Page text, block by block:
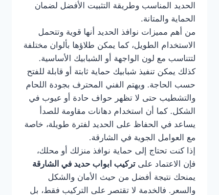
الحديد المناسب وطريقة التثبيت الأفضل لضمان
الحماية والمتانة.
من أهم مميزات نوافذ الحديد أنها قوية وتتحمل
الاستخدام الطويل، كما يمكن طلاؤها بألوان مختلفة
لتتناسب مع لون الواجهة أو الشبابيك الأساسية.
كذلك يمكن تنفيذ شبابيك حماية ثابتة أو قابلة للفتح
حسب الحاجة. ويهتم الفني المحترف بجودة اللحام
والتشطيب حتى لا تظهر حواف حادة أو عيوب في
الشكل. كما أن استخدام دهانات مقاومة للصدأ
يساعد في الحفاظ على الحديد لفترة طويلة، خاصة
مع العوامل الجوية في الشارقة.
إذا كنت تحتاج إلى حماية نوافذ منزلك أو محلك،
فإن الاعتماد على تركيب ابواب حديد في الشارقة
يمنحك نتيجة أفضل من حيث الأمان والشكل
والسعر. فالخدمة لا تقتصر على التركيب فقط، بل